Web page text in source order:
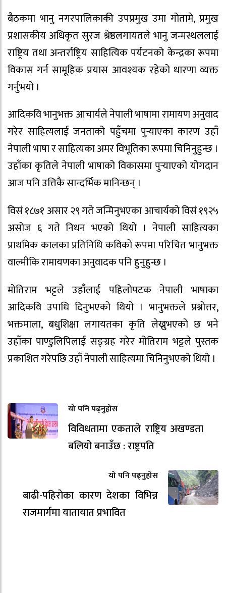
बैठकमा भानु नगरपालिकाकी उपप्रमुख उमा गोतामे, प्रमुख
प्रशासकीय अधिकृत सुरज श्रेष्ठलगायतले भानु जन्मस्थललाई
राष्ट्रिय तथा अन्तर्राष्ट्रिय साहित्यिक पर्यटनको केन्द्रका रूपमा
विकास गर्न सामूहिक प्रयास आवश्यक रहेको धारणा व्यक्त
गर्नुभयो ।
आदिकवि भानुभक्त आचार्यले नेपाली भाषामा रामायण अनुवाद
गरेर साहित्यलाई जनताको पहुँचमा पुर्‍याएका कारण उहाँ
नेपाली भाषा र साहित्यका अमर विभूतिका रूपमा चिनिनुहुन्छ ।
उहाँका कृतिले नेपाली भाषाको विकासमा पुर्‍याएको योगदान
आज पनि उत्तिकै सान्दर्भिक मानिन्छन् ।
विसं १८७१ असार २९ गते जन्मिनुभएका आचार्यको विसं १९२५
असोज ६ गते निधन भएको थियो । नेपाली साहित्यका
प्राथमिक कालका प्रतिनिधि कविको रूपमा परिचित भानुभक्त
वाल्मीकि रामायणका अनुवादक पनि हुनुहुन्छ ।
मोतिराम भट्टले उहाँलाई पहिलोपटक नेपाली भाषाका
आदिकवि उपाधि दिनुभएको थियो । भानुभक्तले प्रश्नोत्तर,
भक्तमाला, बधुशिक्षा लगायतका कृति लेख्नुभएको छ भने
उहाँका पाण्डुलिपिलाई सङ्ग्रह गरेर मोतिराम भट्टले पुस्तक
प्रकाशित गरेपछि उहाँ नेपाली साहित्यमा चिनिनुभएको थियो ।
यो पनि पढ्नुहोस
विविधतामा एकताले राष्ट्रिय अखण्डता
बलियो बनाउँछ : राष्ट्रपति
यो पनि पढ्नुहोस
बाढी-पहिराेका कारण देशका विभिन्न
राजमार्गमा यातायात प्रभावित